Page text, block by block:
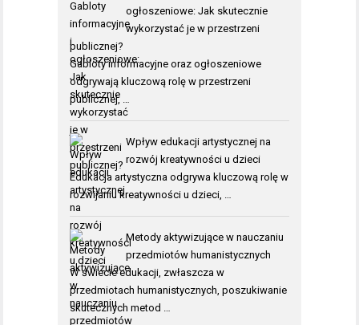
ogłoszeniowe: Jak skutecznie
wykorzystać je w przestrzeni
publicznej?
Gabloty informacyjne oraz ogłoszeniowe
odgrywają kluczową rolę w przestrzeni
publicznej, …
Wpływ edukacji artystycznej na
rozwój kreatywności u dzieci
Edukacja artystyczna odgrywa kluczową rolę w
rozwijaniu kreatywności u dzieci, …
Metody aktywizujące w nauczaniu
przedmiotów humanistycznych
W świecie edukacji, zwłaszcza w
przedmiotach humanistycznych, poszukiwanie
skutecznych metod …